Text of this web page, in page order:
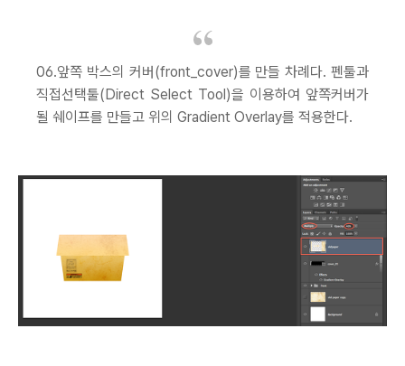
06.앞쪽 박스의 커버(front_cover)를 만들 차례다. 펜툴과
직접선택툴(Direct Select Tool)을 이용하여 앞쪽커버가
될 쉐이프를 만들고 위의 Gradient Overlay를 적용한다.